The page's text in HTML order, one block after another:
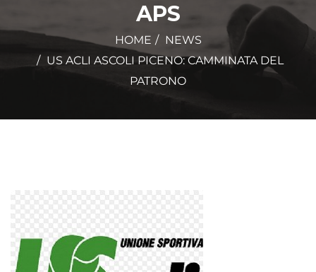
APS
HOME
NEWS
US ACLI ASCOLI PICENO: CAMMINATA DEL
PATRONO